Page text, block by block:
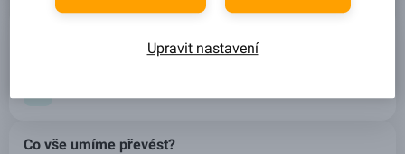
Zjednodušeně můžeme říci, že konsolidace je sloučení
půjčkou výhodnější. U nás mu říkáme
s úrokem od 3,99 % ročně.
Co vše umíme převést?
Upravit nastavení